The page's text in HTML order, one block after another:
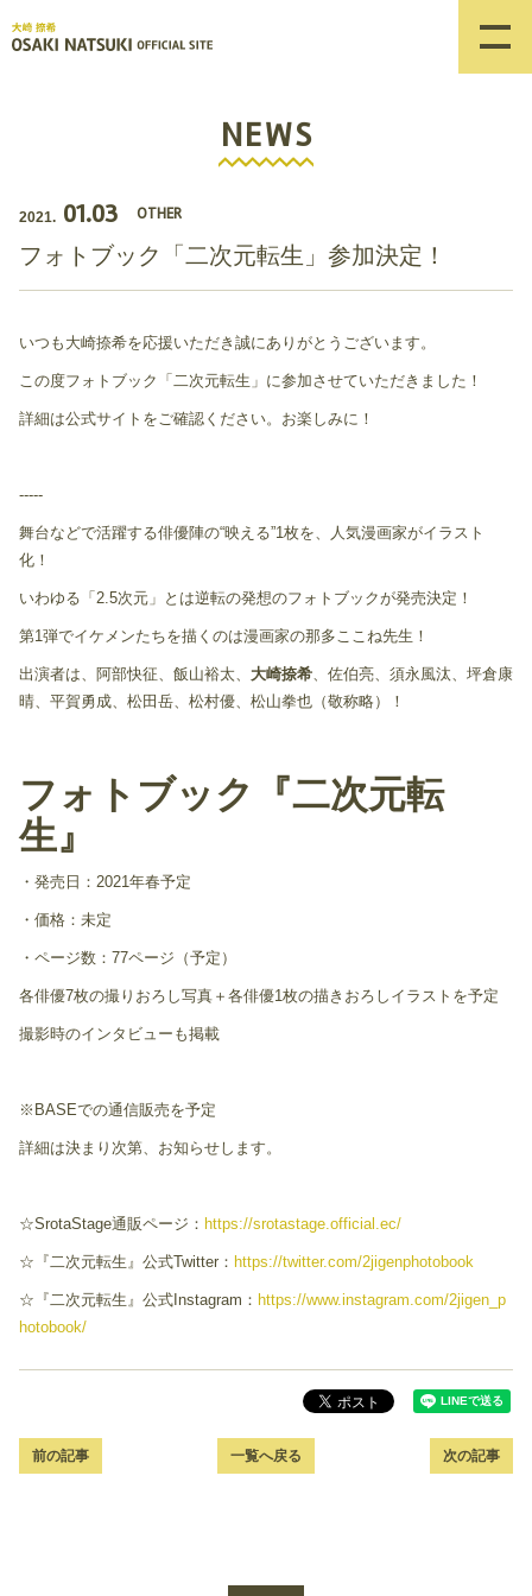
NEWS
2021. 01.03 OTHER
フォトブック「二次元転生」参加決定！
いつも大崎捺希を応援いただき誠にありがとうございます。
この度フォトブック「二次元転生」に参加させていただきました！
詳細は公式サイトをご確認ください。お楽しみに！
-----
舞台などで活躍する俳優陣の“映える”1枚を、人気漫画家がイラスト
化！
いわゆる「2.5次元」とは逆転の発想のフォトブックが発売決定！
第1弾でイケメンたちを描くのは漫画家の那多ここね先生！
出演者は、阿部快征、飯山裕太、 大崎捺希、佐伯亮、須永風汰、坪倉康
晴、平賀勇成、松田岳、松村優、松山拳也（敬称略）！
フォトブック『二次元転
生』
・発売日：2021年春予定
・価格：未定
・ページ数：77ページ（予定）
各俳優7枚の撮りおろし写真＋各俳優1枚の描きおろしイラストを予定
撮影時のインタビューも掲載
※BASEでの通信販売を予定
詳細は決まり次第、お知らせします。
☆SrotaStage通販ページ： https://srotastage.official.ec/
☆『二次元転生』公式Twitter： https://twitter.com/2jigenphotobook
☆『二次元転生』公式Instagram： https://www.instagram.com/2jigen_p
hotobook/
前の記事 一覧へ戻る 次の記事